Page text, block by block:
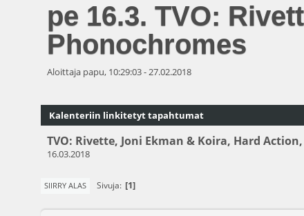
pe 16.3. TVO:
Phonochromes
Aloittaja papu, 10:29:03 - 27.02.2018
Kalenteriin linkitetyt tapahtumat
TVO: Rivette, Joni Ekman & Koira, Hard
16.03.2018
SIIRRY ALAS Sivuja 1